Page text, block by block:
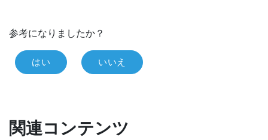
参考になりましたか？
はい いいえ
関連コンテンツ